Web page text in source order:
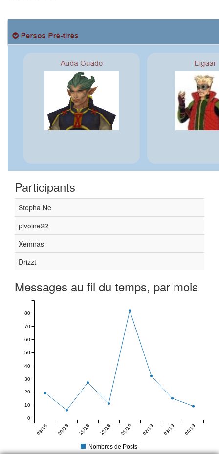
Participants
Stepha Ne
pivoine22
Xemnas
Drizzt
Messages au fil du temps, par mois
08/18 09/18 11/18 12/18 01/19 02/19 03/19 04/19
0
10
20
30
40
50
60
70
80
Nombres de Posts